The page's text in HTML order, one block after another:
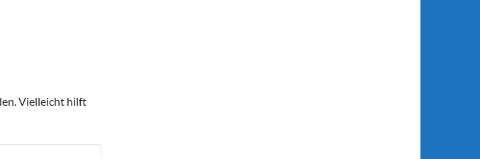
Vielleicht hilft